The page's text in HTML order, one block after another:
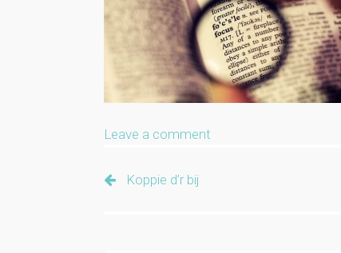
Leave a comment
Koppie d’r bij